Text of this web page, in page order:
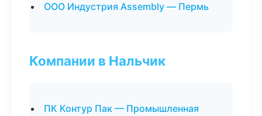
ООО Индустрия Assembly — Пермь
Компании в Нальчик
ПК Контур Пак — Промышленная